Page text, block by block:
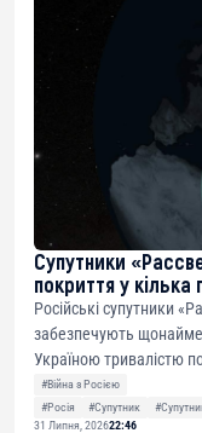
Супутники
покриття у кілька
Російські супутники
забезпечують
Україною тривалістю
#Війна з Росією
#Росія
#Супутник
31 Липня, 202622:46